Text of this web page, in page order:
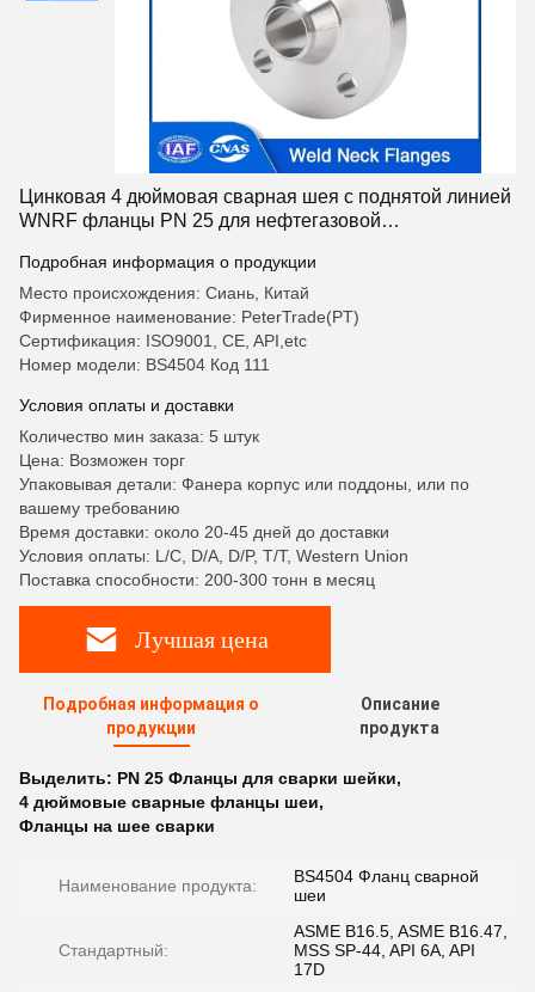
Цинковая 4 дюймовая сварная шея с поднятой линией
WNRF фланцы PN 25 для нефтегазовой
Подробная информация о продукции
Место происхождения: Сиань, Китай
Фирменное наименование: PeterTrade(PT)
Сертификация: ISO9001, CE, API,etc
Номер модели: BS4504 Код 111
Условия оплаты и доставки
Количество мин заказа: 5 штук
Цена: Возможен торг
Упаковывая детали: Фанера корпус или поддоны, или по
вашему требованию
Время доставки: около 20-45 дней до доставки
Условия оплаты: L/C, D/A, D/P, T/T, Western Union
Поставка способности: 200-300 тонн в месяц
Лучшая цена
Подробная информация о
продукции
Описание
продукта
Выделить: PN 25 Фланцы для сварки шейки,
4 дюймовые сварные фланцы шеи,
Фланцы на шее сварки
Наименование продукта:
BS4504 Фланц сварной
шеи
Стандартный:
ASME B16.5, ASME B16.47,
MSS SP-44, API 6A, API
17D